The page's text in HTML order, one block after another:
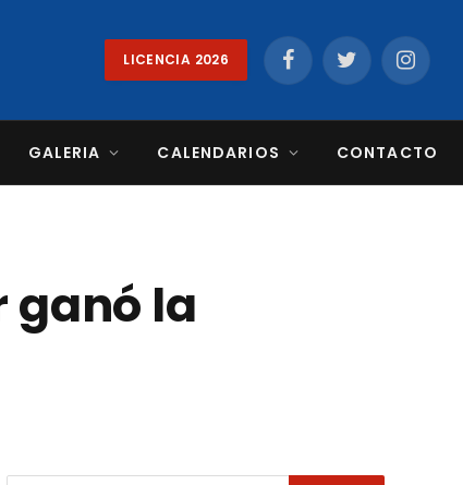
LICENCIA 2026 FacebookTwitter
GALERIA CALENDARIOS CONTACTO
ganó la